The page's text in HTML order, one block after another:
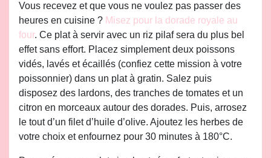
Vous recevez et que vous ne voulez pas passer des
heures en cuisine ? Misez pour la dorade royale au
four. Ce plat à servir avec un riz pilaf sera du plus bel
effet sans effort. Placez simplement deux poissons
vidés, lavés et écaillés (confiez cette mission à votre
poissonnier) dans un plat à gratin. Salez puis
disposez des lardons, des tranches de tomates et un
citron en morceaux autour des dorades. Puis, arrosez
le tout d’un filet d’huile d’olive. Ajoutez les herbes de
votre choix et enfournez pour 30 minutes à 180°C.